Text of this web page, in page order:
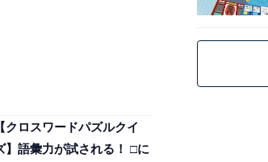
【クロスワードパズルクイ
】語彙力が試される！ □に